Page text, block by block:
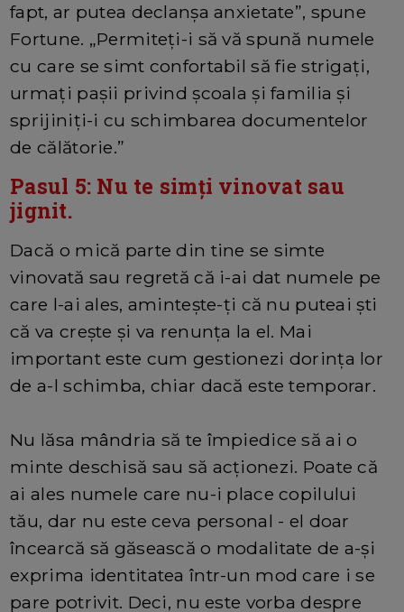
fapt, ar putea declanșa anxietate”, spune
Fortune. „Permiteți-i să vă spună numele
cu care se simt confortabil să fie strigați,
urmați pașii privind școala și familia și
sprijiniți-i cu schimbarea documentelor
de călătorie.”
Pasul 5: Nu te simți vinovat sau
jignit.
Dacă o mică parte din tine se simte
vinovată sau regretă că i-ai dat numele pe
care l-ai ales, amintește-ți că nu puteai ști
că va crește și va renunța la el. Mai
important este cum gestionezi dorința lor
de a-l schimba, chiar dacă este temporar.
Nu lăsa mândria să te împiedice să ai o
minte deschisă sau să acționezi. Poate că
ai ales numele care nu-i place copilului
tău, dar nu este ceva personal - el doar
încearcă să găsească o modalitate de a-și
exprima identitatea într-un mod care i se
pare potrivit. Deci, nu este vorba despre